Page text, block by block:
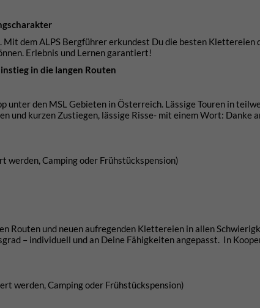
dem ALPS Bergführer erkundest Du die besten Klettereien
Erlebnis und Lernen garantiert!
in die langen Routen
den MSL Gebieten in Österreich. Lässige Touren in
und kurzen Zustiegen, lässige Risse- mit einem Wort: Danke
Camping oder Frühstückspension)
Routen und neuen aufregenden Klettereien in allen
– individuell und an Deine Fähigkeiten angepasst. In
werden, Camping oder Frühstückspension)